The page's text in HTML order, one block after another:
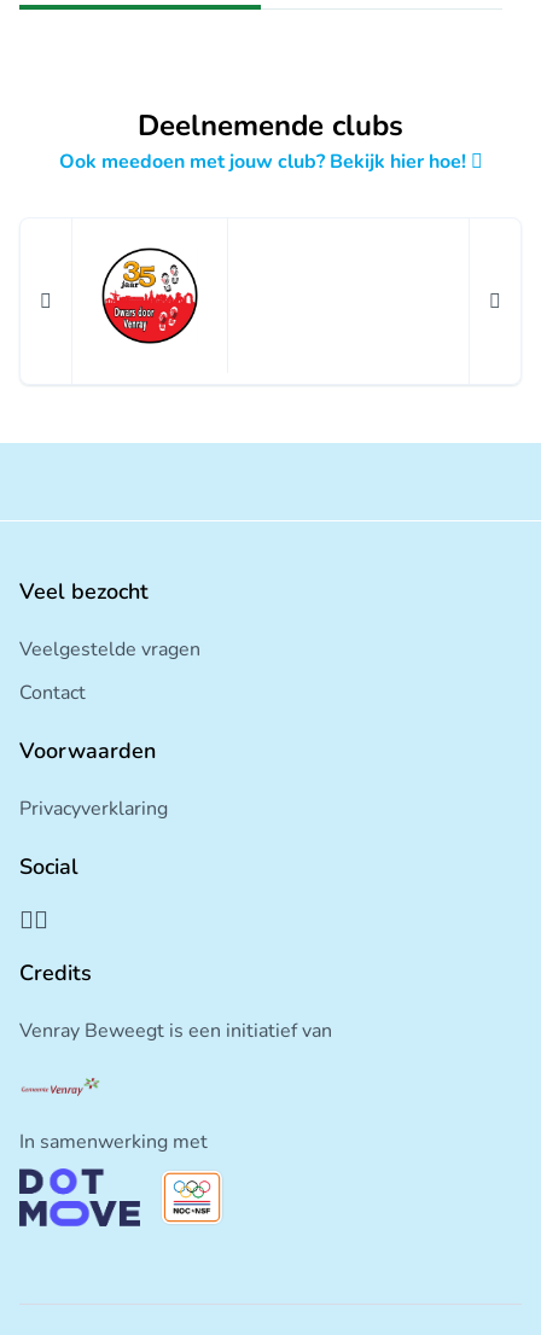
Deelnemende clubs
Ook meedoen met jouw club? Bekijk hier hoe!
Veel bezocht
Veelgestelde vragen
Contact
Voorwaarden
Privacyverklaring
Social
Credits
Venray Beweegt is een initiatief van
In samenwerking met